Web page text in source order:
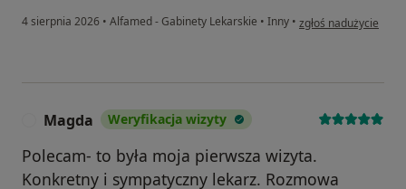
4 sierpnia 2026 • Alfamed - Gabinety Lekarskie • Inny • w opinii użytkownika
zgłoś nadużycie
Magda Weryfikacja wizyty
Polecam- to była moja pierwsza wizyta.
Konkretny i sympatyczny lekarz. Rozmowa